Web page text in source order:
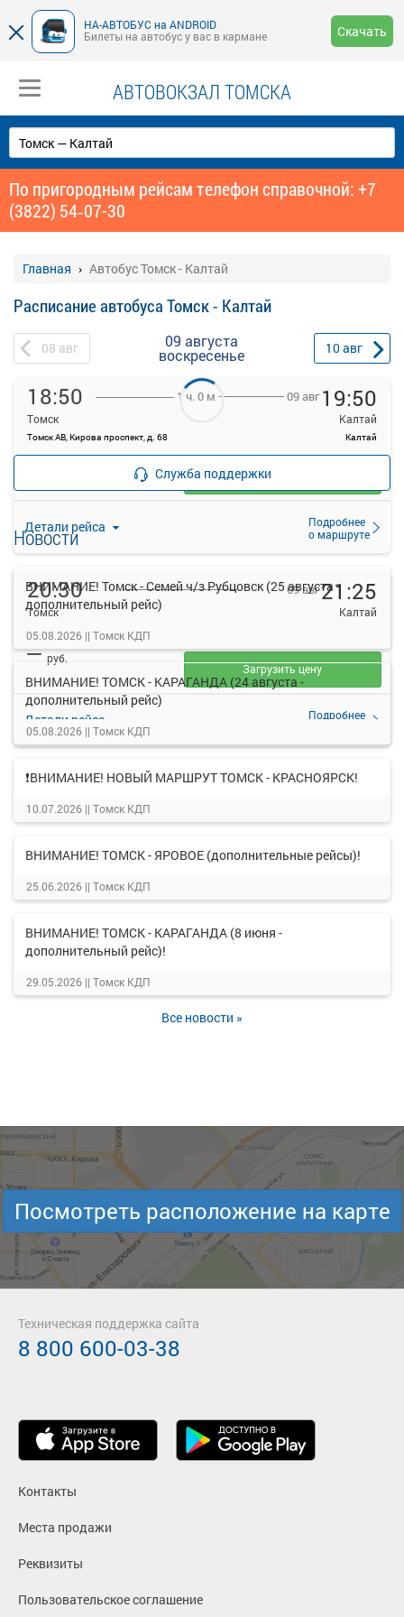
НА-АВТОБУС на ANDROID
Билеты на автобус у вас в кармане
Скачать
АВТОВОКЗАЛ ТОМСКА
По пригородным рейсам телефон справочной: +7
(3822) 54‑07-30
Главная Автобус Томск - Калтай
Расписание автобуса Томск - Калтай
08 авг 09 августа
воскресенье 10авг
18:50
Томск
Томск АВ, Кирова проспект, д. 68
1 ч. 0 м 09 авг 19:50
Калтай
Калтай
Детали рейса
Подробнее
о маршруте
—
Загрузить цену
20:30
Томск
Томск АВ, Кирова проспект, д. 68
09 авг21:25
Калтай
Детали рейса
Подробнее
— руб.
Загрузить цену
Служба поддержки
Новости
ВНИМАНИЕ! Томск - Семей ч/з Рубцовск (25 августа -
дополнительный рейс)
05.08.2026 || Томск КДП
ВНИМАНИЕ! ТОМСК - КАРАГАНДА (24 августа -
дополнительный рейс)
05.08.2026 || Томск КДП
❗ВНИМАНИЕ! НОВЫЙ МАРШРУТ ТОМСК - КРАСНОЯРСК!
10.07.2026 || Томск КДП
ВНИМАНИЕ! ТОМСК - ЯРОВОЕ (дополнительные рейсы)!
25.06.2026 || Томск КДП
ВНИМАНИЕ! ТОМСК - КАРАГАНДА (8 июня -
дополнительный рейс)!
29.05.2026 || Томск КДП
Все новости »
Посмотреть расположение на карте
Контакты
Места продажи
Реквизиты
Пользовательское соглашение
Техническая поддержка сайта
8 800 600-03-38